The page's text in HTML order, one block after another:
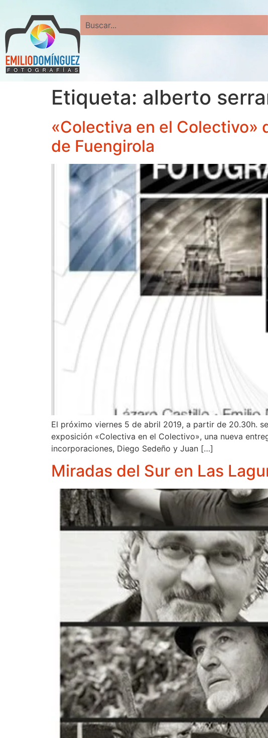
Search
Etiqueta: alberto
«Colectiva en el Colectivo»
de Fuengirola
El próximo viernes 5 de abril 2019, a partir de 20.30h.
exposición «Colectiva en el Colectivo», una nueva
incorporaciones, Diego Sedeño y Juan […]
Miradas del Sur en Las